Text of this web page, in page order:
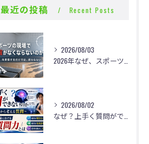
最近の投稿 Recent Posts
2026/08/03
2026年なぜ、スポーツの現場で体罰・暴言がなくならないのか？
2026/08/02
なぜ？上手く質問ができないのか